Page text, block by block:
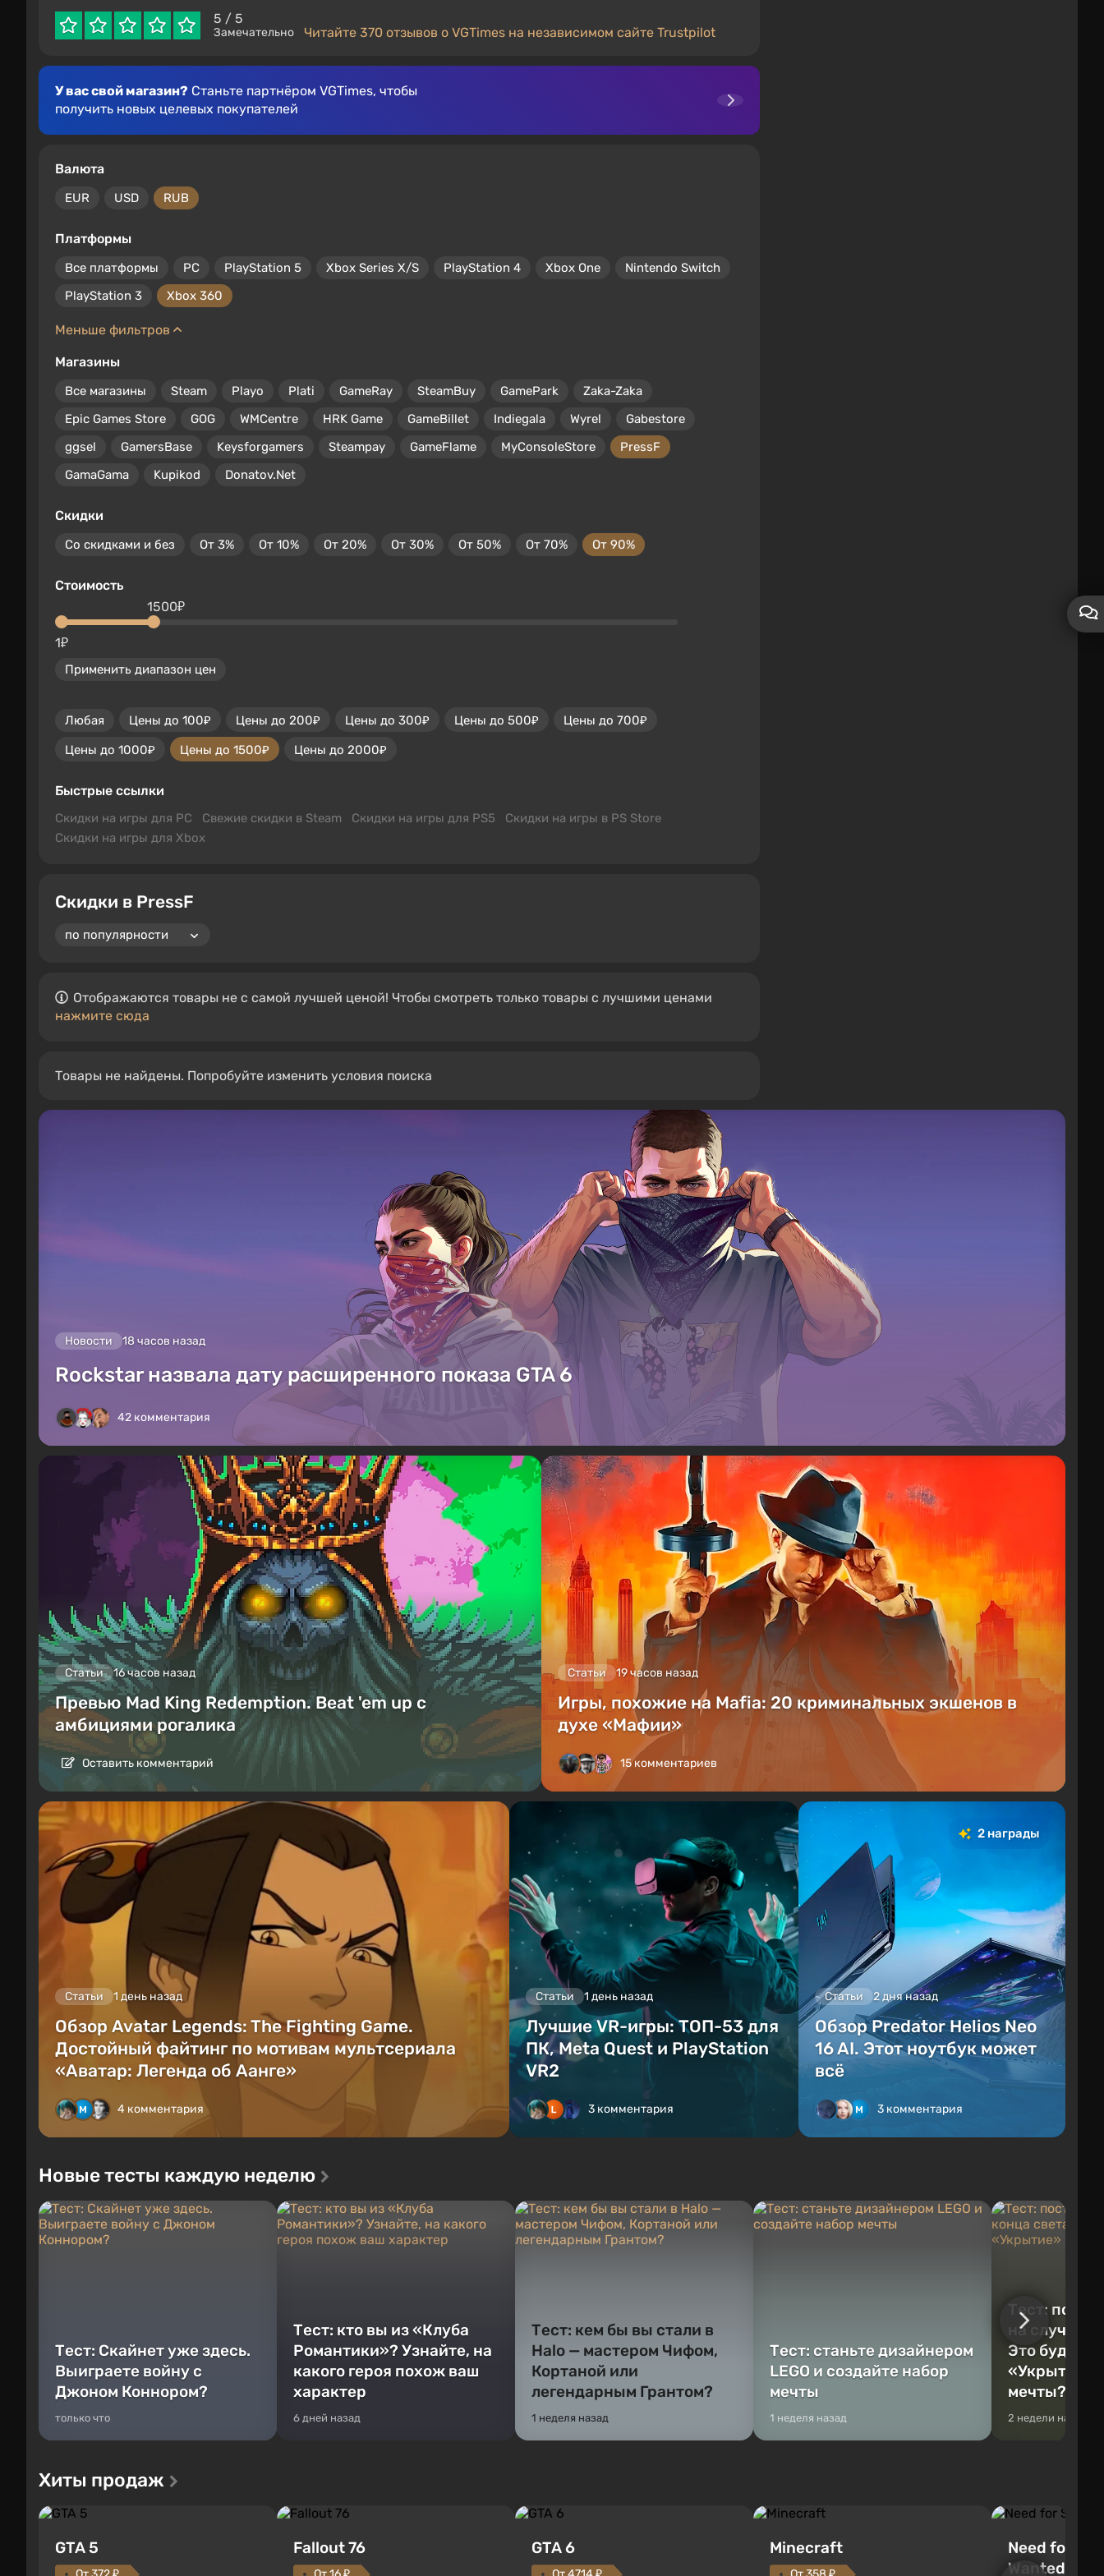
5 / 5
Замечательно Читайте 370 отзывов о VGTimes на независимом сайте Trustpilot
У вас свой магазин? Станьте партнёром VGTimes, чтобы
получить новых целевых покупателей
Валюта
EUR USD RUB
Платформы
Все платформы PC PlayStation 5 Xbox Series X/S PlayStation 4 Xbox One
Nintendo Switch
PlayStation 3
Xbox 360
Меньше фильтров
Магазины
Все магазины Steam Playo Plati GameRay SteamBuy GamePark
Zaka-Zaka
Epic Games Store
GOG WMCentre HRK Game GameBillet Indiegala Wyrel
Gabestore
ggsel
GamersBase Keysforgamers Steampay GameFlame MyConsoleStore
PressF
GamaGama
Kupikod Donatov.Net
Скидки
Со скидками и без От 3% От 10% От 20% От 30% От 50% От 70% От 90%
Стоимость
1₽
1500₽
Применить диапазон цен
Любая Цены до 100₽ Цены до 200₽ Цены до 300₽ Цены до 500₽
Цены до 700₽
Цены до 1000₽
Цены до 1500₽ Цены до 2000₽
Быстрые ссылки
Скидки на игры для PC Свежие скидки в Steam Скидки на игры для PS5
Скидки на игры в PS Store
Скидки на игры для Xbox
Скидки в PressF
Отображаются товары не с самой лучшей ценой! Чтобы смотреть только товары с лучшими ценами
нажмите сюда
Товары не найдены. Попробуйте изменить условия поиска
Новости 18 часов назад
Rockstar назвала дату расширенного показа GTA 6
42 комментария
Статьи 16 часов назад
Превью Mad King Redemption. Beat 'em up с
амбициями рогалика
Оставить комментарий
Статьи 19 часов назад
Игры, похожие на Mafia: 20 криминальных экшенов в
духе «Мафии»
15 комментариев
Статьи 1 день назад
Обзор Avatar Legends: The Fighting Game.
Достойный файтинг по мотивам мультсериала
«Аватар: Легенда об Аанге»
4 комментария
Статьи 1 день назад
Лучшие VR-игры: ТОП-53 для
ПК, Meta Quest и PlayStation
VR2
3 комментария
2 награды
Статьи 2 дня назад
Обзор Predator Helios Neo
16 AI. Этот ноутбук может
всё
3 комментария
Новые тесты каждую неделю
Тест: Скайнет уже здесь.
Выиграете войну с
Джоном Коннором?
только что
Тест: кто вы из «Клуба
Романтики»? Узнайте, на
какого героя похож ваш
характер
6 дней назад
Тест: кем бы вы стали в
Halo — мастером Чифом,
Кортаной или
легендарным Грантом?
1 неделя назад
Тест: станьте дизайнером
LEGO и создайте набор
мечты
1 неделя назад
Тест:
на случай
Это будет
«Укрытие»
мечты?
2 недели назад
Хиты продаж
GTA 5 Fallout 76 GTA 6 Minecraft
Need for
Wanted